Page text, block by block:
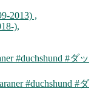
2013) ,
),
#duchshund #ダッ